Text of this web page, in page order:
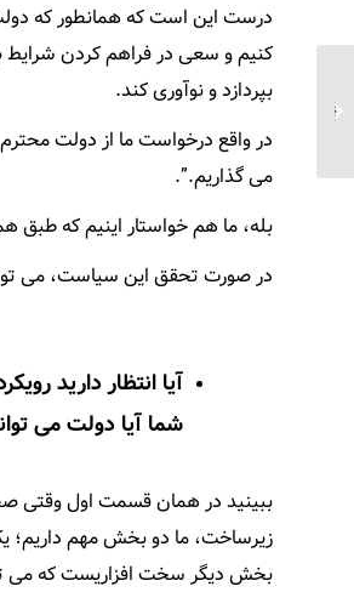
درست این است که همانطور که
کنیم و سعی در فراهم کردن شرایط
بپردازد و نوآوری کند.
در واقع درخواست ما از دولت
می گذاریم.”.
بله، ما هم خواستار اینیم که طبق
در صورت تحقق این سیاست، می
آیا انتظار دارید
شما آیا دولت می
ببینید در همان قسمت اول وقتی
زیرساخت، ما دو بخش مهم داریم؛
بخش دیگر سخت افزاریست که می
بوت‌کمپ دو روزه